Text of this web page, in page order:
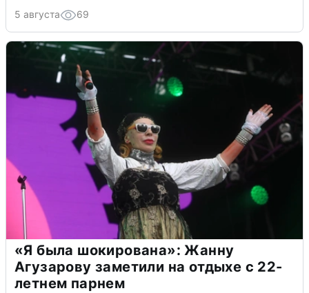
5 августа 69
«Я была шокирована»: Жанну
Агузарову заметили на отдыхе с 22-
летнем парнем